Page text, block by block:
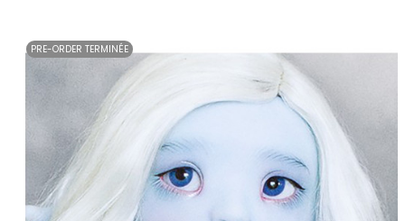
PRE-ORDER TERMINÉE